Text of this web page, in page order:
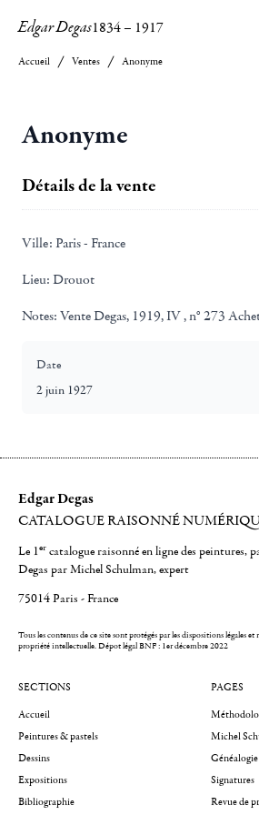
Edgar Degas1834– 1917
Accueil Ventes Anonyme
Anonyme
Détails de la vente
Ville: Paris - France
Lieu: Drouot
Notes: Vente Degas, 1919, IV , n° 273
Date
2 juin 1927
Edgar Degas
CATALOGUE RAISONNÉ
Le 1er catalogue raisonné en ligne des peintures,
Degas par Michel Schulman, expert
75014 Paris - France
Tous les contenus de ce site sont protégés par les dispositions légales et
propriété intellectuelle.Dépot légal BNF : 1er décembre 2022
SECTIONS
Accueil
Peintures & pastels
Dessins
Expositions
Bibliographie
PAGES
Michel
Généalogie
Signatures
Revue de